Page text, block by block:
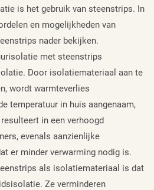
is het gebruik van steenstrips. In
en mogelijkheden van
nader bekijken.
met steenstrips
Door isolatiemateriaal aan te
wordt warmteverlies
temperatuur in huis aangenaam,
in een verhoogd
evenals aanzienlijke
er minder verwarming nodig is.
als isolatiemateriaal is dat
Ze verminderen